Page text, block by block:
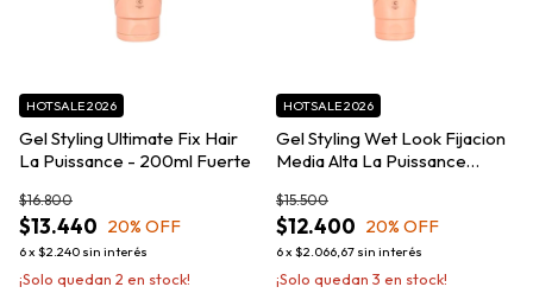
Gel Styling Ultimate Fix Hair
La Puissance - 200ml Fuerte
$13.440
$16.800
20% OFF
6x $2.240 sin interés
HOTSALE 2026
¡Solo quedan 2 en stock!
Gel Styling Wet Look Fijacion
Media Alta La Puissance
$12.400
$15.500
20% OFF
6x $2.066,67 sin interés
HOTSALE 2026
¡Solo quedan 3 en stock!